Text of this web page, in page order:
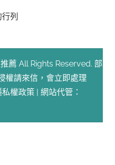
列
薦 All Rights Reserved. 部
權請來信，會立即處理
私權政策 | 網站代管：